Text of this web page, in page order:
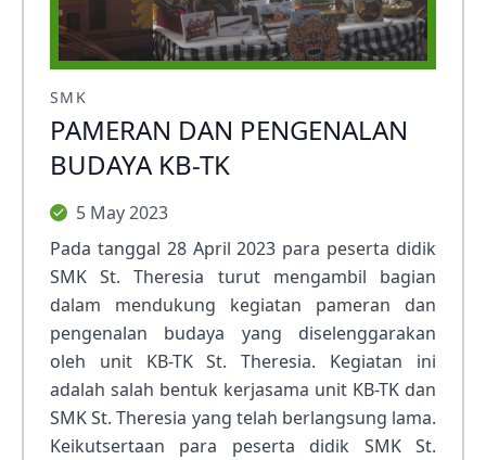
SMK
PAMERAN DAN PENGENALAN
BUDAYA KB-TK
5 May 2023
Pada tanggal 28 April 2023 para peserta didik
SMK St. Theresia turut mengambil bagian
dalam mendukung kegiatan pameran dan
pengenalan budaya yang diselenggarakan
oleh unit KB-TK St. Theresia. Kegiatan ini
adalah salah bentuk kerjasama unit KB-TK dan
SMK St. Theresia yang telah berlangsung lama.
Keikutsertaan para peserta didik SMK St.